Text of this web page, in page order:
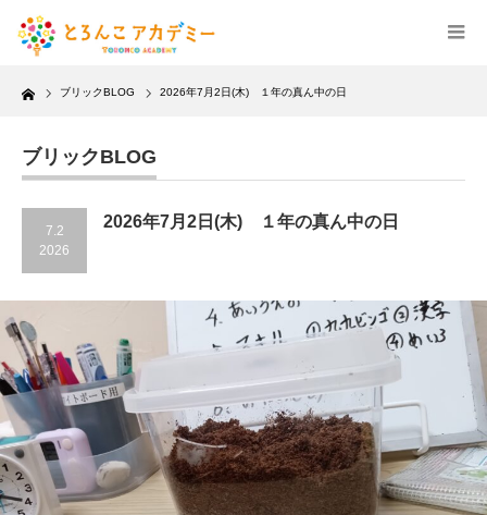
Home ブリックBLOG 2026年7月2日(木) １年の真ん中の日
ブリックBLOG
7.2
2026
2026年7月2日(木) １年の真ん中の日